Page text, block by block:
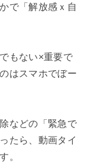
で「解放感ｘ自
もない×重要で
はスマホでぼー
などの「緊急で
たら、動画タイ
。